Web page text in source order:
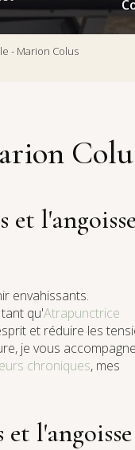
- Marion Colus
et
envahissants.
qu'Atrapunctrice
et réduire les
je vous
chroniques, mes
l'angoisse